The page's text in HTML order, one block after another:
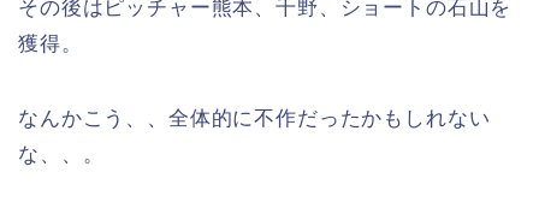
その後はピッチャー熊本、千野、ショートの石山を
獲得。
なんかこう、、全体的に不作だったかもしれない
な、、。